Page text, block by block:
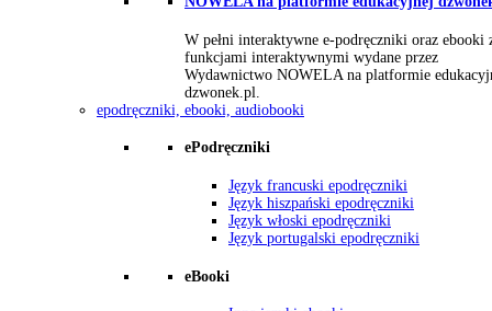
W pełni interaktywne e-podręczniki oraz ebooki
funkcjami interaktywnymi wydane przez
Wydawnictwo NOWELA na platformie
dzwonek.pl.
epodręczniki, ebooki, audiobooki
ePodręczniki
Język francuski epodręczniki
Język hiszpański epodręczniki
Język włoski epodręczniki
Język portugalski epodręczniki
eBooki